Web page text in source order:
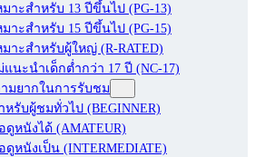
มาะสำหรับ 13 ปีขึ้นไป (PG-13)
มาะสำหรับ 15 ปีขึ้นไป (PG-15)
มาะสำหรับผู้ใหญ่ (R-RATED)
แนะนำเด็กต่ำกว่า 17 ปี (NC-17)
มยากในการรับชม
หรับผู้ชมทั่วไป (BEGINNER)
ดูหนังได้ (AMATEUR)
ดูหนังเป็น (INTERMEDIATE)